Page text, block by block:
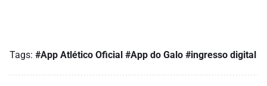
Tags: #App Atlético Oficial #App do Galo #ingresso digital